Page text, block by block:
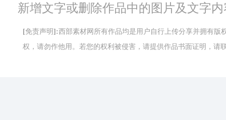
新增文字或删除作品中的图片及文字
[免责声明]:西部素材网所有作品均是用户自行上传分享并拥有版
权，请勿作他用。若您的权利被侵害，请提供作品书面证明，请